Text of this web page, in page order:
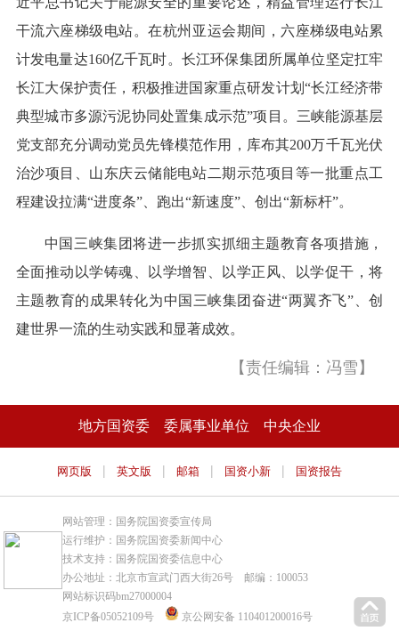
干流六座梯级电站。在杭州亚运会期间，六座梯级电站累
计发电量达160亿千瓦时。长江环保集团所属单位坚定扛牢
长江大保护责任，积极推进国家重点研发计划“长江经济带
典型城市多源污泥协同处置集成示范”项目。三峡能源基层
党支部充分调动党员先锋模范作用，库布其200万千瓦光伏
治沙项目、山东庆云储能电站二期示范项目等一批重点工
程建设拉满“进度条”、跑出“新速度”、创出“新标杆”。
中国三峡集团将进一步抓实抓细主题教育各项措施，
全面推动以学铸魂、以学增智、以学正风、以学促干，将
主题教育的成果转化为中国三峡集团奋进“两翼齐飞”、创
建世界一流的生动实践和显著成效。
【责任编辑：冯雪】
地方国资委 委属事业单位 中央企业
网页版 | 英文版 | 邮箱 | 国资小新 | 国资报告
网站管理：国务院国资委宣传局
运行维护：国务院国资委新闻中心
技术支持：国务院国资委信息中心
办公地址：北京市宣武门西大街26号 邮编：100053
网站标识码bm27000004
京ICP备05052109号
京公网安备 110401200016号